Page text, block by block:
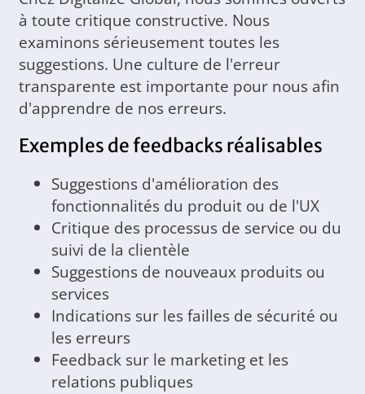
à toute critique constructive. Nous
examinons sérieusement toutes les
suggestions. Une culture de l'erreur
transparente est importante pour nous afin
d'apprendre de nos erreurs.
Exemples de feedbacks réalisables
Suggestions d'amélioration des
fonctionnalités du produit ou de l'UX
Critique des processus de service ou du
suivi de la clientèle
Suggestions de nouveaux produits ou
services
Indications sur les failles de sécurité ou
les erreurs
Feedback sur le marketing et les
relations publiques